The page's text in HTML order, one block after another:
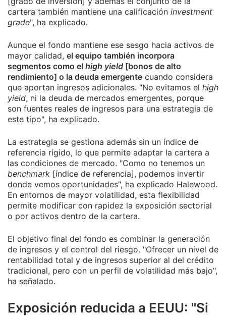
cartera también mantiene una calificación investment
grade", ha explicado.
Aunque el fondo mantiene ese sesgo hacia activos de
mayor calidad, el equipo también incorpora
segmentos como el high yield [bonos de alto
rendimiento] o la deuda emergente cuando considera
que aportan ingresos adicionales. "No evitamos el high
yield, ni la deuda de mercados emergentes, porque
son fuentes reales de ingresos para una estrategia de
este tipo", ha explicado.
La estrategia se gestiona además sin un índice de
referencia rígido, lo que permite adaptar la cartera a
las condiciones de mercado. "Como no tenemos un
benchmark [índice de referencia], podemos invertir
donde vemos oportunidades", ha explicado Halewood.
En entornos de mayor volatilidad, esta flexibilidad
permite modificar con rapidez la exposición sectorial
o por activos dentro de la cartera.
El objetivo final del fondo es combinar la generación
de ingresos y el control del riesgo. "Ofrecer un nivel de
rentabilidad total y de ingresos superior al del crédito
tradicional, pero con un perfil de volatilidad más bajo",
ha señalado.
Exposición reducida a EEUU: "Si